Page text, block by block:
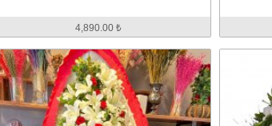
4,890.00 ₺